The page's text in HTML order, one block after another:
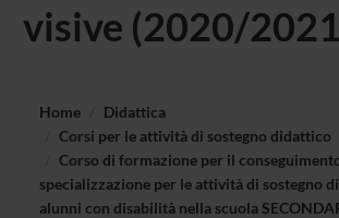
visive (2020/
Home
Didattica
Corsi per le attività di sostegno didattico
Corso di formazione per il
specializzazione per le attività di sostegno
alunni con disabilità nella scuola